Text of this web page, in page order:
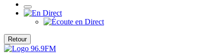
Retour